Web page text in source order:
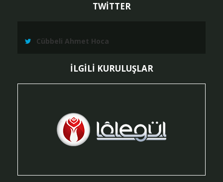
TWİTTER
Cübbeli Ahmet Hoca
İLGİLİ KURULUŞLAR